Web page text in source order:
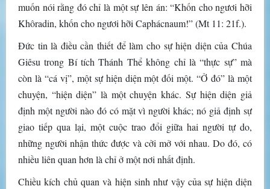
muốn nói rằng đó chỉ là một sự lên án: “Khốn cho ngươi hỡi
Khôradin, khốn cho ngươi hỡi Caphácnaum!” (Mt 11: 21f.).
Đức tin là điều cần thiết để làm cho sự hiện diện của Chúa
Giêsu trong Bí tích Thánh Thể không chỉ là “thực sự” mà
còn là “cá vị”, một sự hiện diện một đối một. “Ở đó” là một
chuyện, “hiện diện” là một chuyện khác. Sự hiện diện giả
định một người nào đó có mặt vì người khác; nó giả định sự
giao tiếp qua lại, một cuộc trao đổi giữa hai người tự do,
những người nhận thức được và cởi mở với nhau. Do đó, có
nhiều liên quan hơn là chỉ ở một nơi nhất định.
Chiều kích chủ quan và hiện sinh như vậy của sự hiện diện